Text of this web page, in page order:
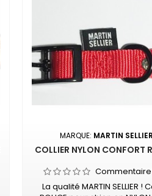
MARQUE: MARTIN SELLIER
COLLIER NYLON CONFORT
La qualité MARTIN SELLIER !